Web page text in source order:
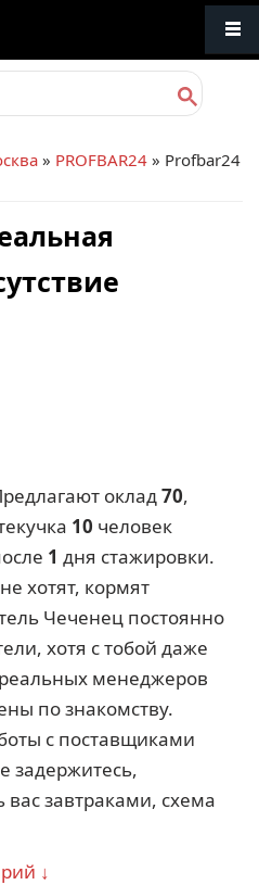
» PROFBAR24 » Profbar24
оклад70,
10 человек
1 дня стажировки.
хотят, кормят
Чеченец постоянно
хотя с тобой даже
менеджеров
по знакомству.
с поставщиками
задержитесь,
вас завтраками, схема
↓